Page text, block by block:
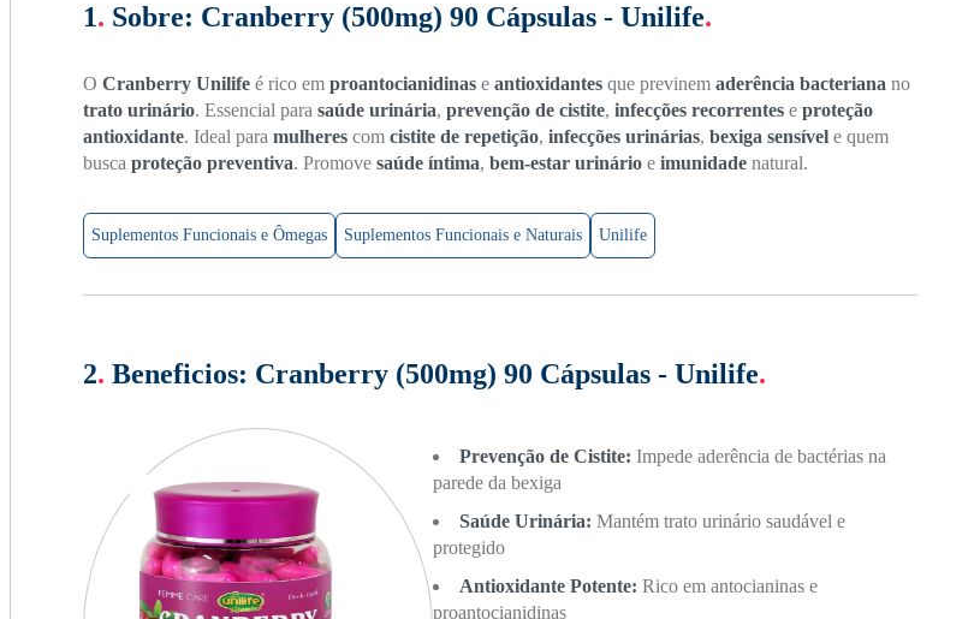
1. Sobre: Cranberry (500mg) 90 Cápsulas - Unilife.
O Cranberry Unilife é rico em proantocianidinas e antioxidantes que previnem aderência bacteriana no
trato urinário. Essencial para saúde urinária, prevenção de cistite, infecções recorrentes e proteção
antioxidante. Ideal para mulheres com cistite de repetição, infecções urinárias, bexiga sensível e quem
busca proteção preventiva. Promove saúde íntima, bem-estar urinário e imunidade natural.
Suplementos Funcionais e Ômegas Suplementos Funcionais e Naturais Unilife
2. Beneficios: Cranberry (500mg) 90 Cápsulas - Unilife.
Prevenção de Cistite: Impede aderência de bactérias na
parede da bexiga
Saúde Urinária: Mantém trato urinário saudável e
protegido
Antioxidante Potente: Rico em antocianinas e
proantocianidinas